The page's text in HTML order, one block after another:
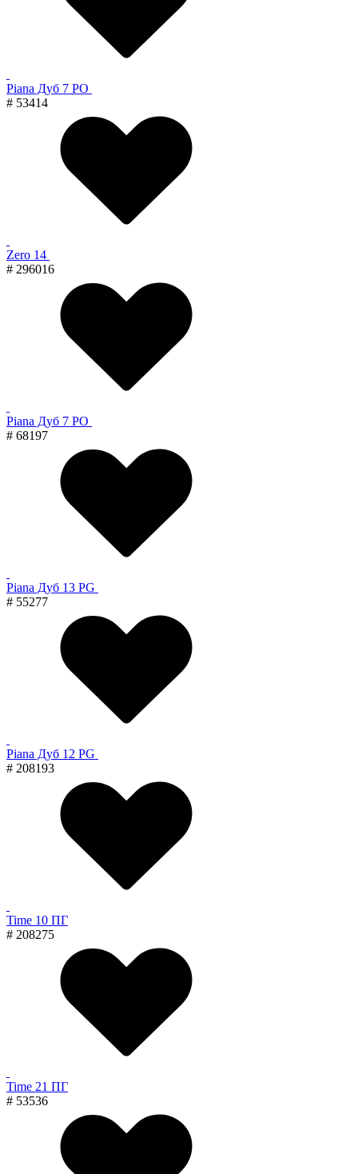
Piana Дуб 7 PO
# 53414
Zero 14
# 296016
Piana Дуб 7 PO
# 68197
Piana Дуб 13 PG
# 55277
Piana Дуб 12 PG
# 208193
Time 10 ПГ
# 208275
Time 21 ПГ
# 53536